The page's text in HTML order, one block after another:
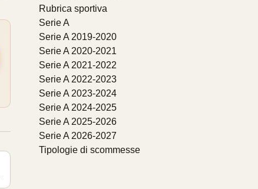
Rubrica sportiva
Serie A
Serie A 2019-2020
Serie A 2020-2021
Serie A 2021-2022
Serie A 2022-2023
Serie A 2023-2024
Serie A 2024-2025
Serie A 2025-2026
Serie A 2026-2027
Tipologie di scommesse